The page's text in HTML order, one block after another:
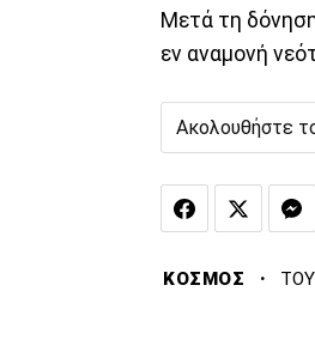
Μετά τη
εν αναμονή
Ακολουθήστε
ΚΟΣΜΟΣ ·